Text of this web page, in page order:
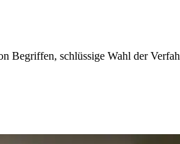
Begriffen, schlüssige Wahl der